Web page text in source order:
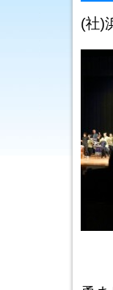
(社)